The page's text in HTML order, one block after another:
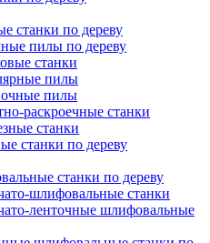
станки по дереву
пилы по дереву
станки
пилы
пилы
раскроечные станки
станки
станки по дереву
станки по дереву
шлифовальные станки
ленточные шлифовальные